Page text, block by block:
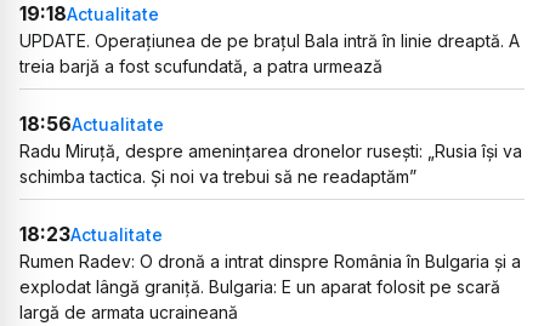
19:18Actualitate
UPDATE. Operațiunea de pe brațul Bala intră în linie dreaptă. A
treia barjă a fost scufundată, a patra urmează
18:56Actualitate
Radu Miruță, despre amenințarea dronelor rusești: „Rusia își va
schimba tactica. Și noi va trebui să ne readaptăm”
18:23Actualitate
Rumen Radev: O dronă a intrat dinspre România în Bulgaria și a
explodat lângă graniță. Bulgaria: E un aparat folosit pe scară
largă de armata ucraineană